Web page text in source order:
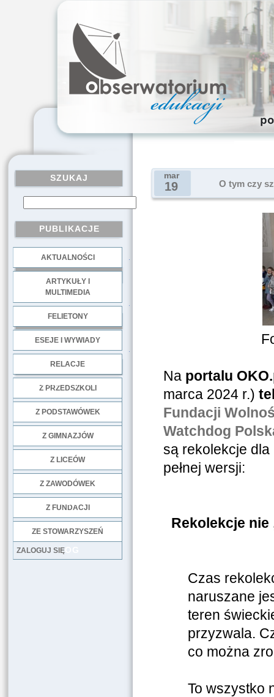
SZUKAJ
PUBLIKACJE
AKTUALNOŚCI
ARTYKUŁY I
MULTIMEDIA
FELIETONY
ESEJE I WYWIADY
RELACJE
Z PRZEDSZKOLI
Z PODSTAWÓWEK
Z GIMNAZJÓW
Z LICEÓW
Z ZAWODÓWEK
Z FUNDACJI
ZE STOWARZYSZEŃ
LOG
ZALOGUJ SIĘ
mar
19 O tym czy
Na portalu
marca 2024 r.)
Fundacji
Watchdog
są rekolekcje dla
pełnej wersji:
Rekolekcje nie
Czas
naruszane
teren
przyzwala.
co można
To wszystko